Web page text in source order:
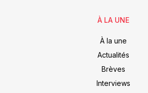
À LA UNE
À la une
Actualités
Brèves
Interviews